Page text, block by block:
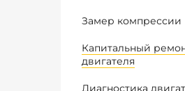
Замер компрессии
Капитальный
двигателя
Диагностика